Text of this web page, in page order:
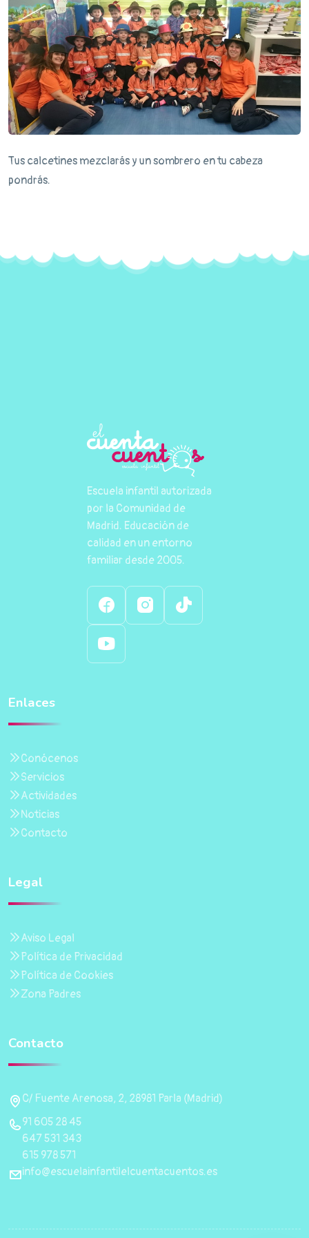
Tus calcetines mezclarás y un sombrero en tu cabeza
pondrás.
Escuela infantil autorizada
por la Comunidad de
Madrid. Educación de
calidad en un entorno
familiar desde 2005.
Enlaces
Conócenos
Servicios
Actividades
Noticias
Contacto
Legal
Aviso Legal
Política de Privacidad
Política de Cookies
Zona Padres
Contacto
C/ Fuente Arenosa, 2, 28981 Parla (Madrid)
91 605 28 45
647 531 343
615 978 571
info@escuelainfantilelcuentacuentos.es